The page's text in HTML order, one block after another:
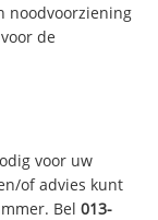
noodvoorziening
de
voor uw
of advies kunt
Bel013-